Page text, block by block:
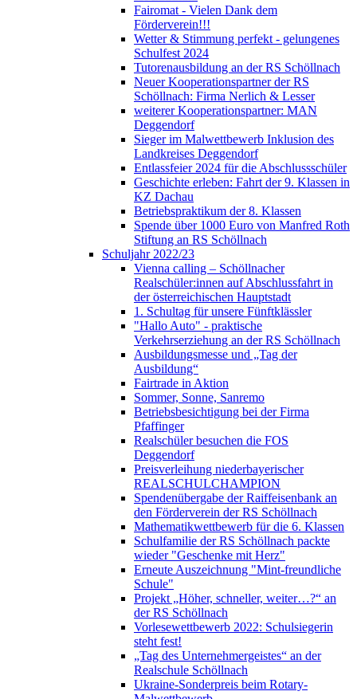
Fairomat - Vielen Dank dem
Förderverein!!!
Wetter & Stimmung perfekt - gelungenes
Schulfest 2024
Tutorenausbildung an der RS Schöllnach
Neuer Kooperationspartner der RS
Schöllnach: Firma Nerlich & Lesser
weiterer Kooperationspartner: MAN
Deggendorf
Sieger im Malwettbewerb Inklusion des
Landkreises Deggendorf
Entlassfeier 2024 für die Abschlussschüler
Geschichte erleben: Fahrt der 9. Klassen in
KZ Dachau
Betriebspraktikum der 8. Klassen
Spende über 1000 Euro von Manfred Roth
Stiftung an RS Schöllnach
Schuljahr 2022/23
Vienna calling – Schöllnacher
Realschüler:innen auf Abschlussfahrt in
der österreichischen Hauptstadt
1. Schultag für unsere Fünftklässler
"Hallo Auto" - praktische
Verkehrserziehung an der RS Schöllnach
Ausbildungsmesse und „Tag der
Ausbildung“
Fairtrade in Aktion
Sommer, Sonne, Sanremo
Betriebsbesichtigung bei der Firma
Pfaffinger
Realschüler besuchen die FOS
Deggendorf
Preisverleihung niederbayerischer
REALSCHULCHAMPION
Spendenübergabe der Raiffeisenbank an
den Förderverein der RS Schöllnach
Mathematikwettbewerb für die 6. Klassen
Schulfamilie der RS Schöllnach packte
wieder "Geschenke mit Herz"
Erneute Auszeichnung "Mint-freundliche
Schule"
Projekt „Höher, schneller, weiter…?“ an
der RS Schöllnach
Vorlesewettbewerb 2022: Schulsiegerin
steht fest!
„Tag des Unternehmergeistes“ an der
Realschule Schöllnach
Ukraine-Sonderpreis beim Rotary-